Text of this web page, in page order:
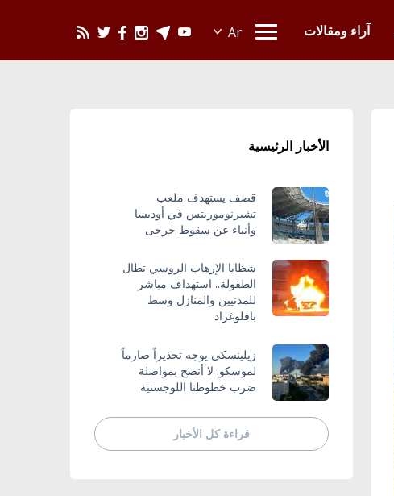
آراء ومقالات
الأخبار الرئيسية
قصف يستهدف ملعب
تشيرنوموريتس في أوديسا
وأنباء عن سقوط جرحى
شظايا الإرهاب الروسي تطال
الطفولة.. استهداف مباشر
للمدنيين والمنازل وسط
بافلوغراد
زيلينسكي يوجه تحذيراً صارماً
لموسكو: لا أنصح بمواصلة
ضرب خطوطنا اللوجستية
قراءة كل الأخبار